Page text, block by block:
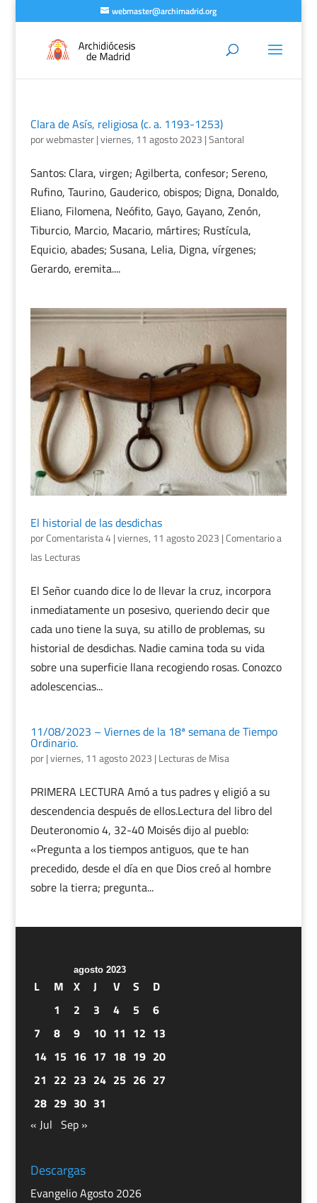
webmaster@archimadrid.org
Clara de Asís, religiosa (c. a. 1193-1253)
porwebmaster|viernes, 11 agosto 2023 |Santoral
Santos: Clara, virgen; Agilberta, confesor; Sereno,
Rufino, Taurino, Gauderico, obispos; Digna, Donaldo,
Eliano, Filomena, Neófito, Gayo, Gayano, Zenón,
Tiburcio, Marcio, Macario, mártires; Rustícula,
Equicio, abades; Susana, Lelia, Digna, vírgenes;
Gerardo, eremita....
El historial de las desdichas
porComentarista 4|viernes, 11 agosto 2023 |Comentario a
las Lecturas
El Señor cuando dice lo de llevar la cruz, incorpora
inmediatamente un posesivo, queriendo decir que
cada uno tiene la suya, su atillo de problemas, su
historial de desdichas. Nadie camina toda su vida
sobre una superficie llana recogiendo rosas. Conozco
adolescencias...
11/08/2023 – Viernes de la 18ª semana de Tiempo
Ordinario.
por|viernes, 11 agosto 2023 | Lecturas de Misa
PRIMERA LECTURA Amó a tus padres y eligió a su
descendencia después de ellos.Lectura del libro del
Deuteronomio 4, 32-40 Moisés dijo al pueblo:
«Pregunta a los tiempos antiguos, que te han
precedido, desde el día en que Dios creó al hombre
sobre la tierra; pregunta...
agosto 2023
L M X J V S
D
1
2 3 4 5
6
7
8 9 10 11 12 13
14 15 16 17 18 19 20
21 22 23 24 25 26 27
28 29 30 31
« Jul Sep »
Descargas
Evangelio Agosto 2026